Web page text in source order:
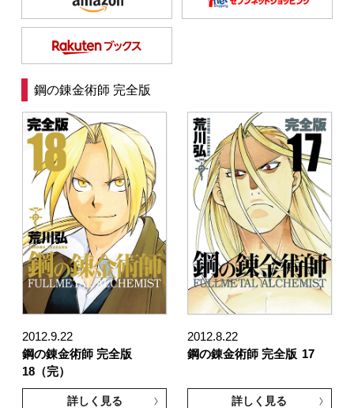
鋼の錬金術師 完全版
2012.9.22
鋼の錬金術師 完全版
18（完）
詳しく見る
2012.8.22
鋼の錬金術師 完全版 17
詳しく見る